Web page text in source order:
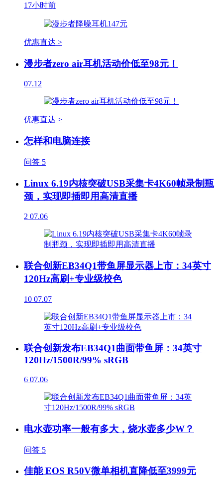
17小时前
优惠直达 >
漫步者zero air耳机活动价低至98元！
07.12
优惠直达 >
怎样和电脑连接
问答 5
Linux 6.19内核突破USB采集卡4K60帧录制瓶
颈，实现即插即用高清直播
2 07.06
联合创新EB34Q1带鱼屏显示器上市：34英寸
120Hz高刷+专业级校色
10 07.07
联合创新发布EB34Q1曲面带鱼屏：34英寸
120Hz/1500R/99% sRGB
6 07.06
电水壶功率一般有多大，烧水壶多少W？
问答 5
佳能 EOS R50V微单相机直降低至3999元